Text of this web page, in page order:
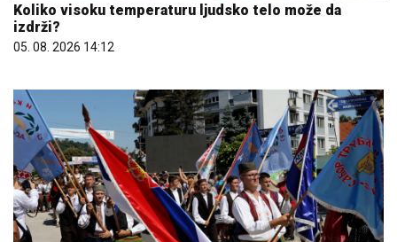
Koliko visoku temperaturu ljudsko telo može da
izdrži?
05. 08. 2026 14:12